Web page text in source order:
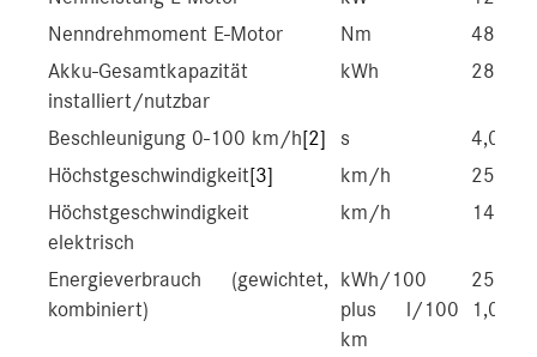
Nenndrehmoment E-Motor
Nm
480
Akku-Gesamtkapazität
installiert/nutzbar
kWh 28,6/
Beschleunigung 0-100 km/h[2] s
4,0/
Höchstgeschwindigkeit[3] km/h
250/
Höchstgeschwindigkeit
elektrisch
km/h 140
Energieverbrauch (gewichtet,
kombiniert)
kWh/100
plus l/100
km
25,9-
1,0-0,8